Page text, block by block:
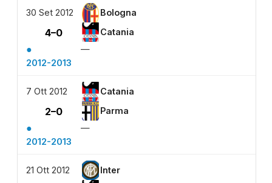
30 Set 2012 Bologna
4–0 Catania
●
—
2012-2013
7 Ott 2012 Catania
2–0 Parma
●
—
2012-2013
21 Ott 2012 Inter